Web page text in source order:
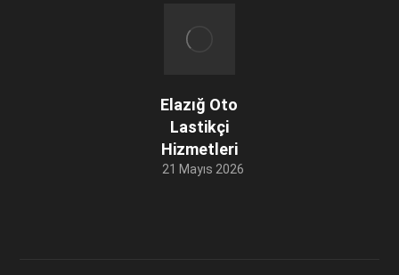
Elazığ Oto
Lastikçi
Hizmetleri
21 Mayıs 2026